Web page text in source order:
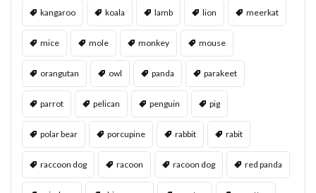
kangaroo koala lamb lion meerkat
mice mole monkey mouse
orangutan owl panda parakeet
parrot pelican penguin pig
polar bear porcupine rabbit rabit
raccoon dog racoon racoon dog red panda